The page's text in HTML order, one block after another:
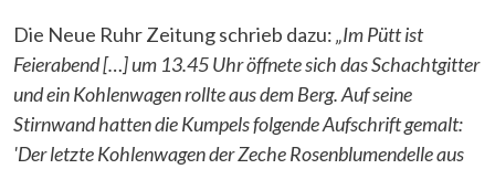
Die Neue Ruhr Zeitung schrieb dazu:„Im Pütt ist
Feierabend […] um 13.45 Uhr öffnete sich das Schachtgitter
und ein Kohlenwagen rollte aus dem Berg. Auf seine
Stirnwand hatten die Kumpels folgende Aufschrift gemalt:
'Der letzte Kohlenwagen der Zeche Rosenblumendelle aus